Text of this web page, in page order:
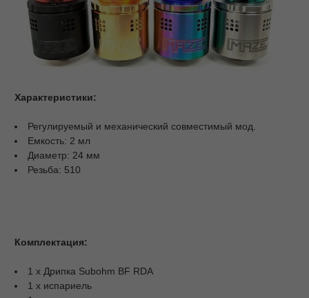
Характеристики:
Регулируемый и механический совместимый мод.
Емкость: 2 мл
Диаметр: 24 мм
Резьба: 510
Комплектация:
1 x Дрипка Subohm BF RDA
1 х испариель